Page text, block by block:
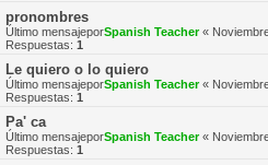
pronombres
Último mensajeporSpanish Teacher«
Respuestas: 1
Le quiero o lo quiero
Último mensajeporSpanish Teacher«
Respuestas: 1
Pa' ca
Último mensajeporSpanish Teacher«
Respuestas: 1